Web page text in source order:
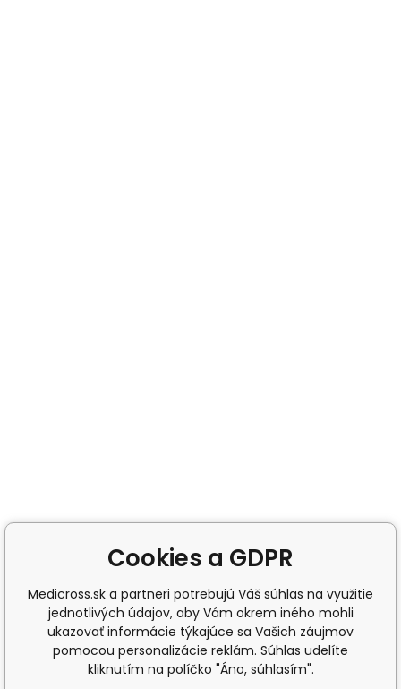
Cookies a GDPR
Medicross.sk a partneri potrebujú Váš súhlas na využitie
jednotlivých údajov, aby Vám okrem iného mohli
ukazovať informácie týkajúce sa Vašich záujmov
pomocou personalizácie reklám. Súhlas udelíte
kliknutím na políčko "Áno, súhlasím".